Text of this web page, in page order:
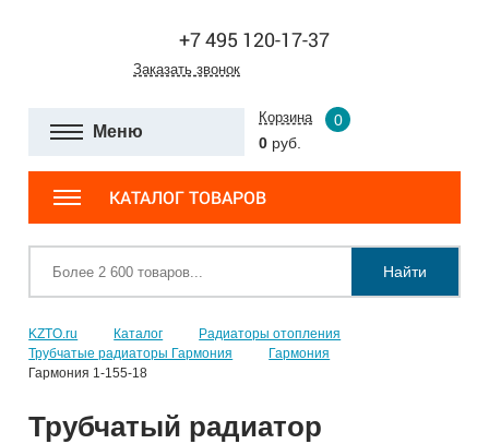
+7 495 120-17-37
Заказать звонок
Меню
Корзина
0
0 руб.
КАТАЛОГ ТОВАРОВ
Найти
KZTO.ru Каталог
Радиаторы отопления
Трубчатые радиаторы Гармония
Гармония
Гармония 1-155-18
Трубчатый радиатор